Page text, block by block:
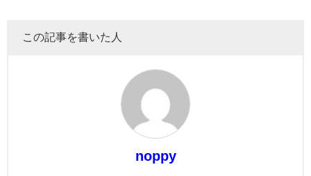
この記事を書いた人
noppy